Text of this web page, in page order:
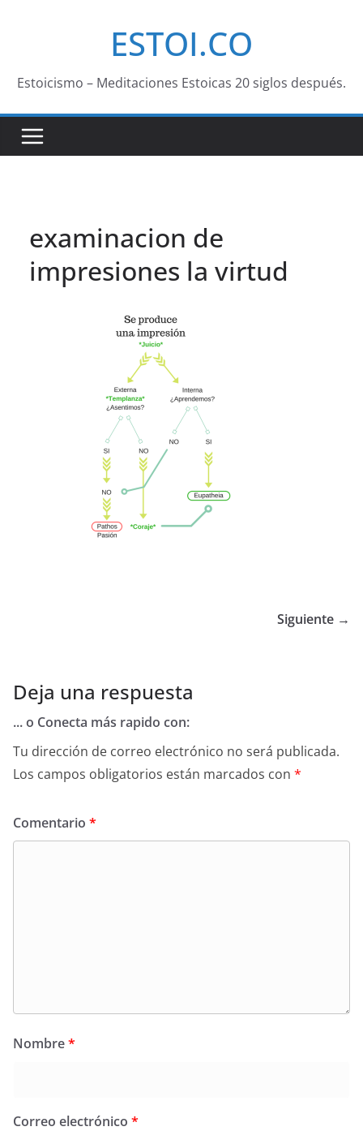
ESTOI.CO
Estoicismo – Meditaciones Estoicas 20 siglos después.
examinacion de
impresiones la virtud
Siguiente →
Deja una respuesta
... o Conecta más rapido con:
Tu dirección de correo electrónico no será publicada.
Los campos obligatorios están marcados con *
Comentario *
Nombre*
Correo electrónico *